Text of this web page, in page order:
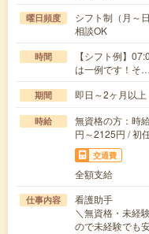
曜日頻度
シフト制（月～
相談OK
時間
【シフト例】
は一例です！そ…
期間 即日～2ヶ月以上
時給
無資格の方：時
円～2125円 / 初
交通費
全額支給
仕事内容
看護助手
＼無資格・未経
ので未経験でも